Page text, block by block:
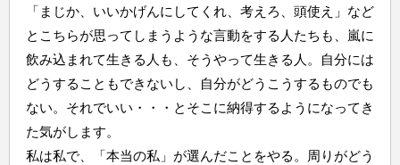
「まじか、いいかげんにしてくれ、考えろ、頭使え」など
とこちらが思ってしまうような言動をする人たちも、嵐に
飲み込まれて生きる人も、そうやって生きる人。自分には
どうすることもできないし、自分がどうこうするものでも
ない。それでいい・・・とそこに納得するようになってき
た気がします。
私は私で、「本当の私」が選んだことをやる。周りがどう